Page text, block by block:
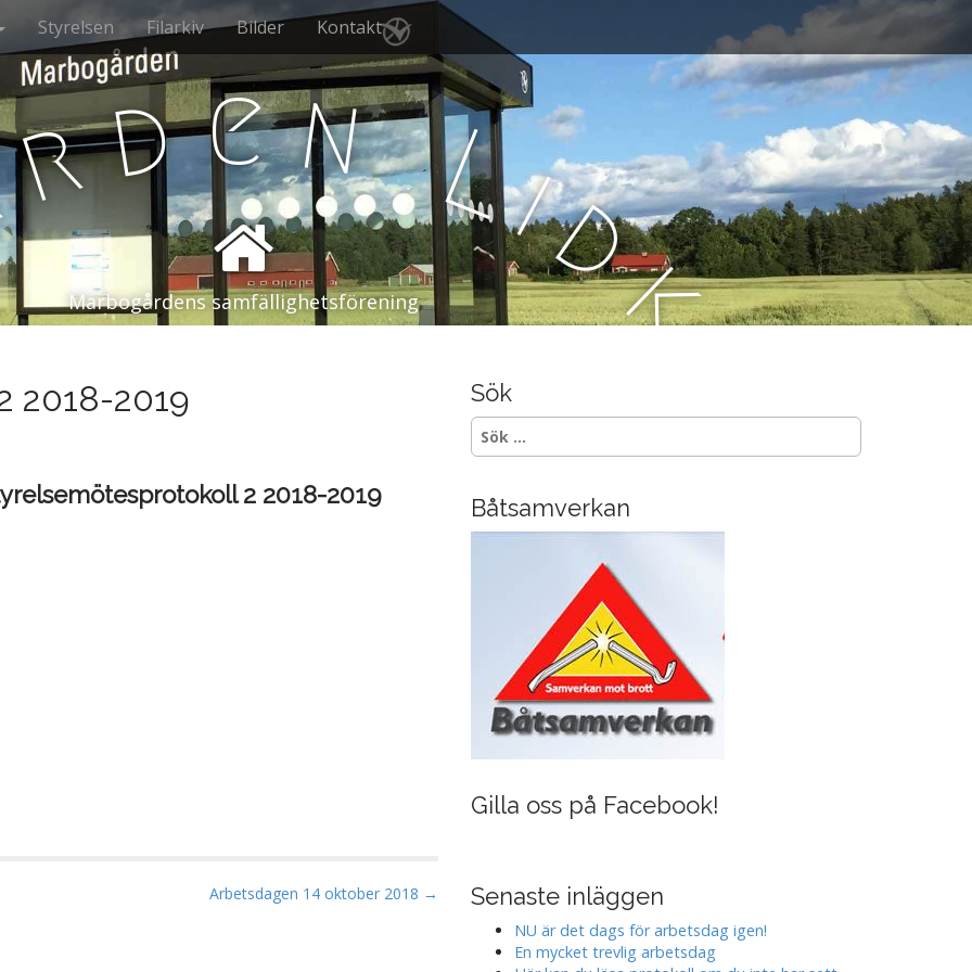
Styrelsen Filarkiv Bilder Kontakt
rd e n Li
dk
p
Marbogårdens samfällighetsförening
2018-2019
2 2018-2019
Arbetsdagen 14 oktober 2018 →
Sök
Sök
efter:
Båtsamverkan
Gilla oss på Facebook!
Senaste inläggen
NU är det dags för arbetsdag igen!
En mycket trevlig arbetsdag